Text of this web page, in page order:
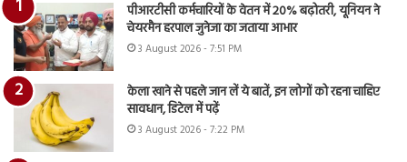
पीआरटीसी कर्मचारियों के वेतन में 20% बढ़ोतरी, यूनियन ने
चेयरमैन हरपाल जुनेजा का जताया आभार
3 August 2026 - 7:51 PM
केला खाने से पहले जान लें ये बातें, इन लोगों को रहना चाहिए
सावधान, डिटेल में पढ़ें
3 August 2026 - 7:22 PM